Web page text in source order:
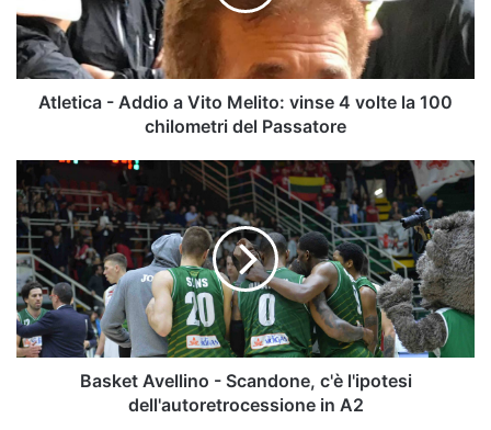
vinse
4
volte
del
Passatore
Atletica - Addio a Vito Melito: vinse 4 volte la 100
chilometri del Passatore
Basket
Avellino
-
Scandone,
c'è
l'ipotesi
dell'autoretrocessione
in
A2
Basket Avellino - Scandone, c'è l'ipotesi
dell'autoretrocessione in A2